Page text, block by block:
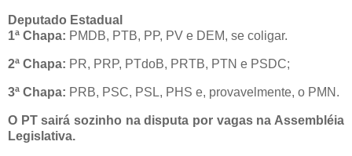
Deputado Estadual
1ª Chapa: PMDB, PTB, PP, PV e DEM, se coligar.
2ª Chapa: PR, PRP, PTdoB, PRTB, PTN e PSDC;
3ª Chapa: PRB, PSC, PSL, PHS e, provavelmente, o PMN.
O PT sairá sozinho na disputa por vagas na Assembléia
Legislativa.